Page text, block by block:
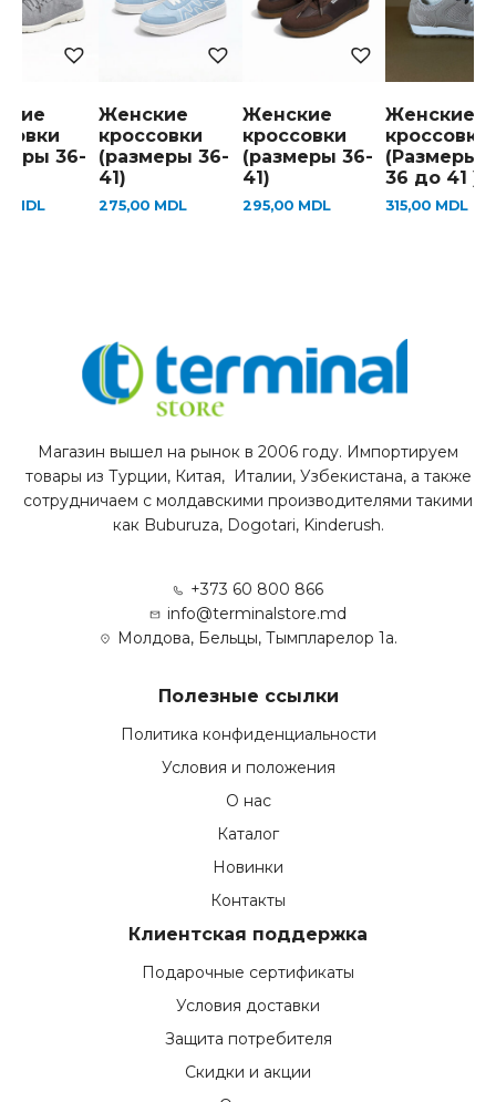
36-
MDL
Женские
кроссовки
(размеры 36-
41)
275,00 MDL
Женские
кроссовки
(размеры 36-
41)
295,00 MDL
Женские
кроссовки
(Размеры
36 до 41 )
315,00 MDL
Магазин вышел на рынок в 2006 году. Импортируем
товары из Турции, Китая, Италии, Узбекистана, а также
сотрудничаем с молдавскими производителями такими
как Buburuza, Dogotari, Kinderush.
+373 60 800 866
info@terminalstore.md
Молдова, Бельцы, Тымпларелор 1а.
Полезные ссылки
Политика конфиденциальности
Условия и положения
О нас
Каталог
Новинки
Контакты
Клиентская поддержка
Подарочные сертификаты
Условия доставки
Защита потребителя
Скидки и акции